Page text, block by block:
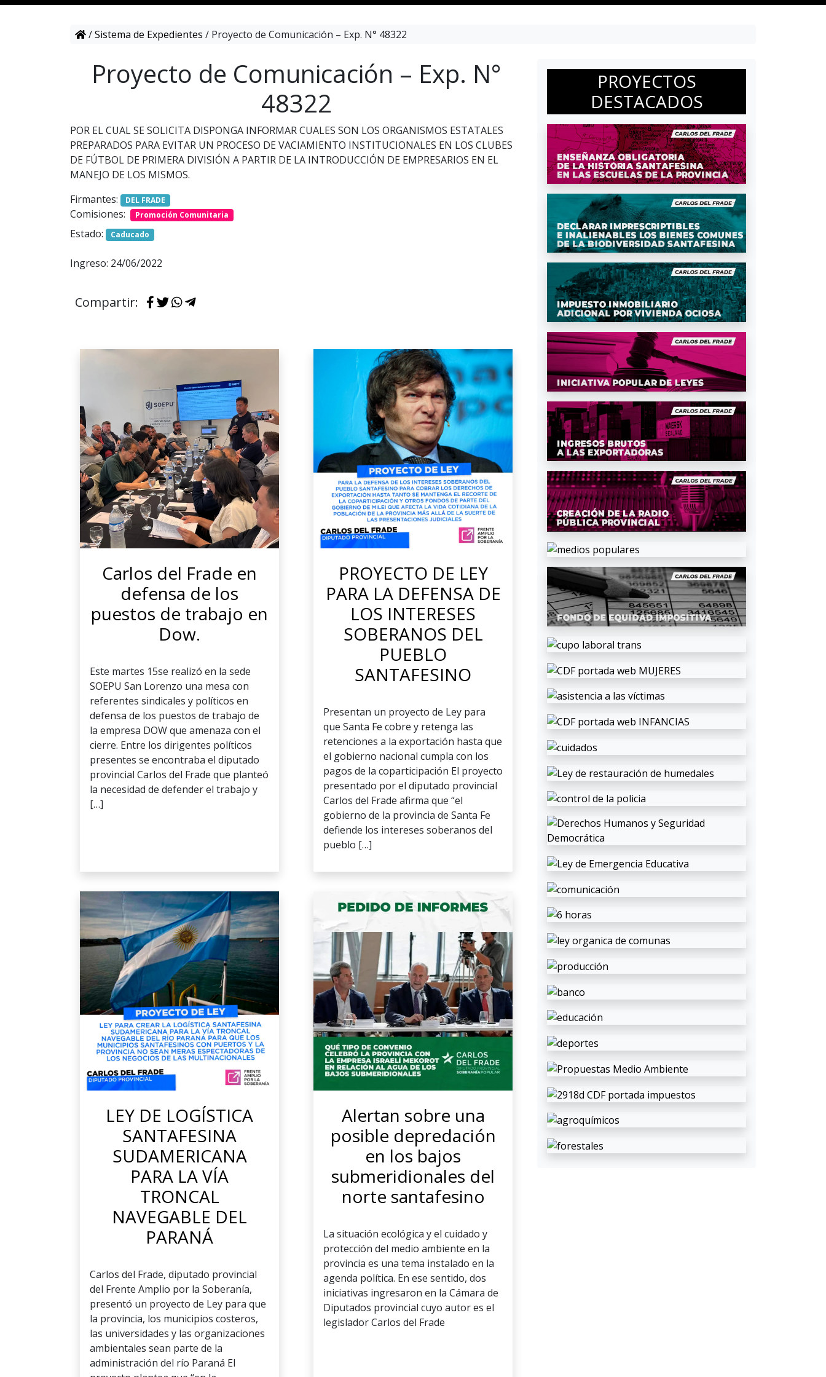
/Sistema de Expedientes / Proyecto de Comunicación – Exp. N° 48322
Proyecto de Comunicación – Exp. N°
48322
POR EL CUAL SE SOLICITA DISPONGA INFORMAR CUALES SON LOS ORGANISMOS ESTATALES
PREPARADOS PARA EVITAR UN PROCESO DE VACIAMIENTO INSTITUCIONALES EN LOS CLUBES
DE FÚTBOL DE PRIMERA DIVISIÓN A PARTIR DE LA INTRODUCCIÓN DE EMPRESARIOS EN EL
MANEJO DE LOS MISMOS.
Firmantes:
DEL FRADE
Comisiones: Promoción Comunitaria
Estado: Caducado
Ingreso: 24/06/2022
Compartir:
Carlos del Frade en
defensa de los
puestos de trabajo en
Dow.
Este martes 15se realizó en la sede
SOEPU San Lorenzo una mesa con
referentes sindicales y políticos en
defensa de los puestos de trabajo de
la empresa DOW que amenaza con el
cierre. Entre los dirigentes políticos
presentes se encontraba el diputado
provincial Carlos del Frade que planteó
la necesidad de defender el trabajo y
[…]
PROYECTO DE LEY
PARA LA DEFENSA DE
LOS INTERESES
SOBERANOS DEL
PUEBLO
SANTAFESINO
Presentan un proyecto de Ley para
que Santa Fe cobre y retenga las
retenciones a la exportación hasta que
el gobierno nacional cumpla con los
pagos de la coparticipación El proyecto
presentado por el diputado provincial
Carlos del Frade afirma que “el
gobierno de la provincia de Santa Fe
defiende los intereses soberanos del
pueblo […]
LEY DE LOGÍSTICA
SANTAFESINA
SUDAMERICANA
PARA LA VÍA
TRONCAL
NAVEGABLE DEL
PARANÁ
Carlos del Frade, diputado provincial
del Frente Amplio por la Soberanía,
presentó un proyecto de Ley para que
la provincia, los municipios costeros,
las universidades y las organizaciones
ambientales sean parte de la
administración del río Paraná El
Alertan sobre una
posible depredación
en los bajos
submeridionales del
norte santafesino
La situación ecológica y el cuidado y
protección del medio ambiente en la
provincia es una tema instalado en la
agenda política. En ese sentido, dos
iniciativas ingresaron en la Cámara de
Diputados provincial cuyo autor es el
legislador Carlos del Frade
PROYECTOS
DESTACADOS